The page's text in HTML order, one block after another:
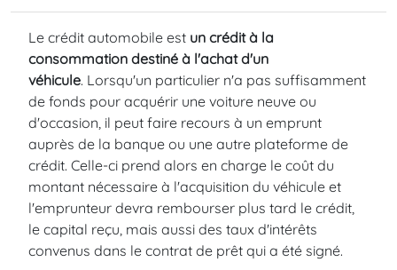
Le crédit automobile est un crédit à la
consommation destiné à l'achat d'un
véhicule. Lorsqu'un particulier n'a pas suffisamment
de fonds pour acquérir une voiture neuve ou
d'occasion, il peut faire recours à un emprunt
auprès de la banque ou une autre plateforme de
crédit. Celle-ci prend alors en charge le coût du
montant nécessaire à l'acquisition du véhicule et
l'emprunteur devra rembourser plus tard le crédit,
le capital reçu, mais aussi des taux d'intérêts
convenus dans le contrat de prêt qui a été signé.